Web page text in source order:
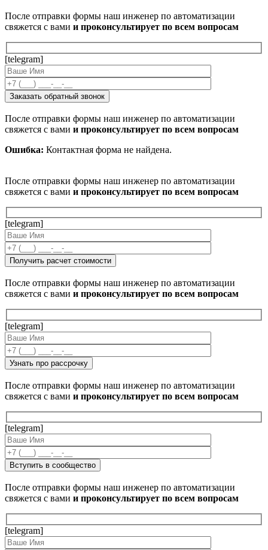
После отправки формы наш инженер по автоматизации
свяжется с вами и проконсультирует по всем вопросам
[telegram]
После отправки формы наш инженер по автоматизации
свяжется с вами и проконсультирует по всем вопросам
Ошибка: Контактная форма не найдена.
После отправки формы наш инженер по автоматизации
свяжется с вами и проконсультирует по всем вопросам
[telegram]
После отправки формы наш инженер по автоматизации
свяжется с вами и проконсультирует по всем вопросам
[telegram]
После отправки формы наш инженер по автоматизации
свяжется с вами и проконсультирует по всем вопросам
[telegram]
После отправки формы наш инженер по автоматизации
свяжется с вами и проконсультирует по всем вопросам
[telegram]